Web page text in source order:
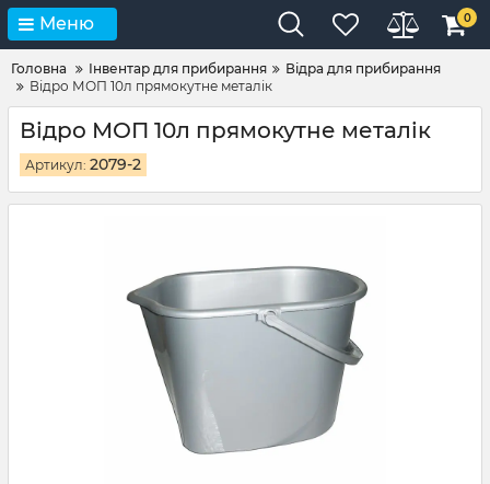
Меню 0
Головна Інвентар для прибирання
Відра для прибирання
Відро МОП 10л прямокутне металік
Відро МОП 10л прямокутне металік
Артикул: 2079-2